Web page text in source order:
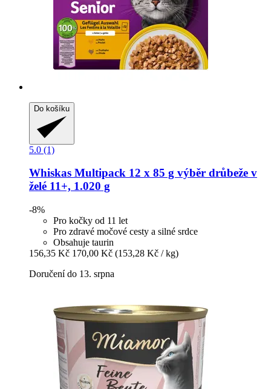
Do košíku
5.0 (1)
Whiskas Multipack 12 x 85 g výběr drůbeže v
želé 11+, 1.020 g
-8%
Pro kočky od 11 let
Pro zdravé močové cesty a silné srdce
Obsahuje taurin
156,35 Kč 170,00 Kč (153,28 Kč / kg)
Doručení do 13. srpna